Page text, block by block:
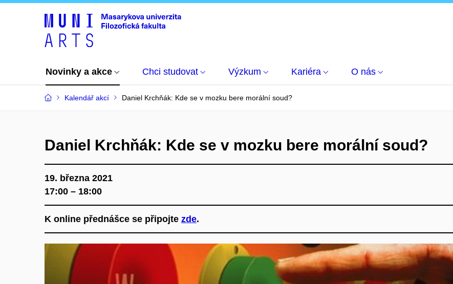
Novinky a akce Chci studovat Výzkum Kariéra O nás
Kalendář akcí Daniel Krchňák: Kde se v mozku bere morální soud?
Daniel Krchňák: Kde se v mozku bere morální soud?
19. března 2021
17:00 – 18:00
K online přednášce se připojte zde.